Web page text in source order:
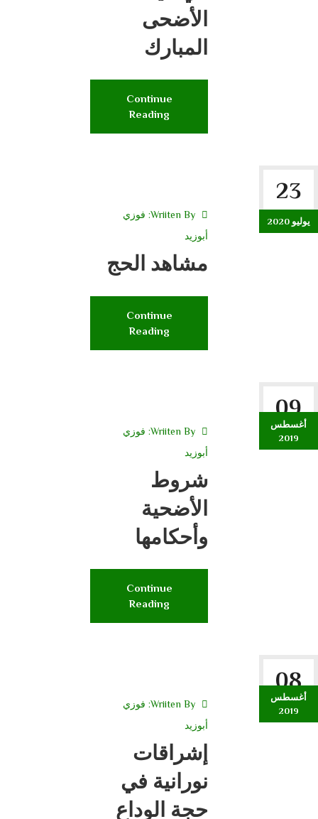
الأضحى
المبارك
Continue
Reading
23
يوليو 2020
Wriiten By: فوزي
أبوزيد
مشاهد الحج
Continue
Reading
09
أغسطس
2019
Wriiten By: فوزي
أبوزيد
شروط
الأضحية
وأحكامها
Continue
Reading
08
أغسطس
2019
Wriiten By: فوزي
أبوزيد
إشراقات
نورانية في
حجة الوداع